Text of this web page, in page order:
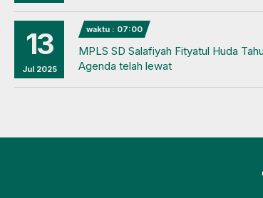
13
Jul 2025
waktu : 07:00
MPLS SD Salafiyah Fityatul Huda
Agenda telah lewat